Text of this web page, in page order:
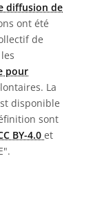
diffusion de
ont été
de
pour
La
disponible
sont
BY-4.0 et